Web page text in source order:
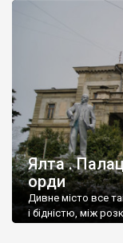
Ялта .
орди
Дивне місто все
і бідністю, між